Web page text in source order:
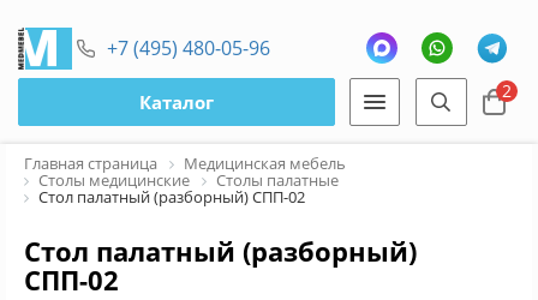
+7 (495) 480-05-96
Каталог 2
Главная страница Медицинская мебель
Столы медицинские Столы палатные
Стол палатный (разборный) СПП-02
Стол палатный (разборный)
СПП-02